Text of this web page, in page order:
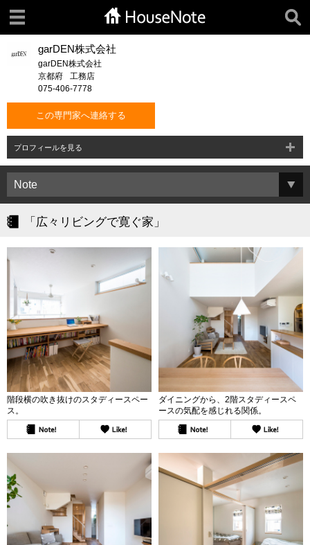
garDEN株式会社
garDEN株式会社
京都府
工務店
075-406-7778
この専門家へ連絡する
プロフィールを見る
「広々リビングで寛ぐ家」
階段横の吹き抜けのスタディースペー
ス。
ダイニングから、2階スタディースペ
ースの気配を感じれる関係。